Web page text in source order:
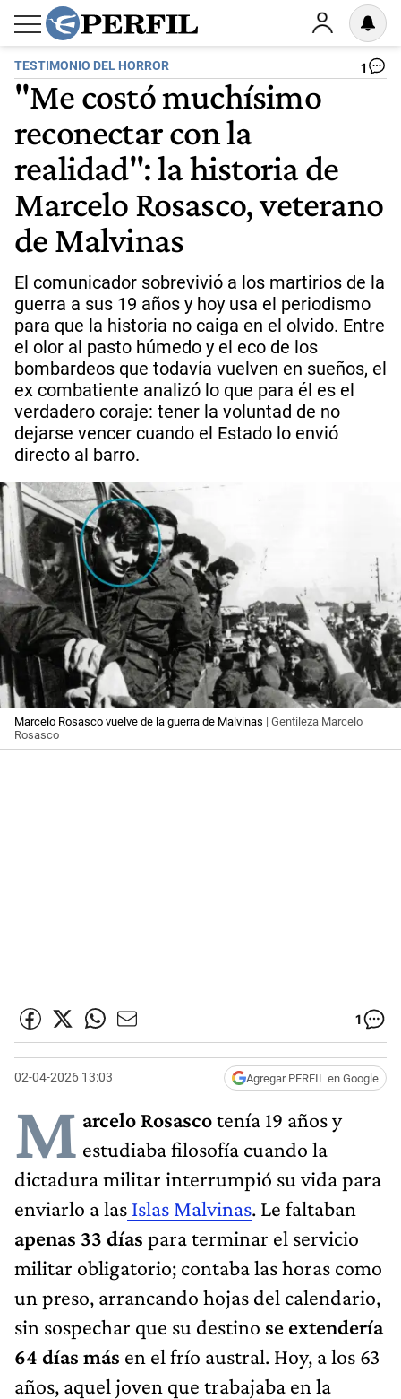
TESTIMONIO DEL HORROR 1
"Me costó muchísimo
reconectar con la
realidad": la historia de
Marcelo Rosasco, veterano
de Malvinas
El comunicador sobrevivió a los martirios de la
guerra a sus 19 años y hoy usa el periodismo
para que la historia no caiga en el olvido. Entre
el olor al pasto húmedo y el eco de los
bombardeos que todavía vuelven en sueños, el
ex combatiente analizó lo que para él es el
verdadero coraje: tener la voluntad de no
dejarse vencer cuando el Estado lo envió
directo al barro.
Marcelo Rosasco vuelve de la guerra de Malvinas | Gentileza Marcelo
Rosasco
1
02-04-2026 13:03 Agregar PERFIL en Google
M arcelo Rosascotenía 19 años y
estudiaba filosofía cuando la
dictadura militar interrumpió su vida para
enviarlo a las Islas Malvinas. Le faltaban
apenas 33 días para terminar el servicio
militar obligatorio; contaba las horas como
un preso, arrancando hojas del calendario,
sin sospechar que su destino se extendería
64 días más en el frío austral. Hoy, a los 63
años, aquel joven que trabajaba en la